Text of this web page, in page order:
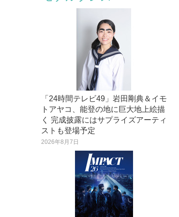
「24時間テレビ49」岩田剛典＆イモ
トアヤコ、能登の地に巨大地上絵描
く 完成披露にはサプライズアーティ
ストも登場予定
2026年8月7日